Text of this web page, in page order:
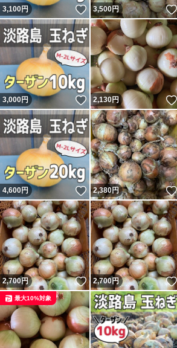
特徴...農家直送
3,100円 いいね！
3,500円
3,000円 いいね！
2,130円
4,600円 いいね！
2,380円
2,700円 いいね！
2,700円
最大10%対象